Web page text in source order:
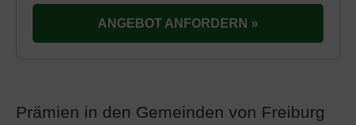
ANGEBOT ANFORDERN »
Prämien in den Gemeinden von Freiburg